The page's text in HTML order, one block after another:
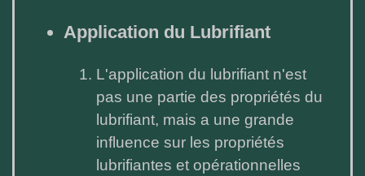
Application du Lubrifiant
L'application du lubrifiant n'est
pas une partie des propriétés du
lubrifiant, mais a une grande
influence sur les propriétés
lubrifiantes et opérationnelles